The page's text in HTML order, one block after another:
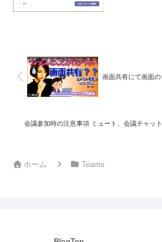
画面共有にて画面
会議参加時の注意事項 ミュート、会議チャット
ホーム Teams